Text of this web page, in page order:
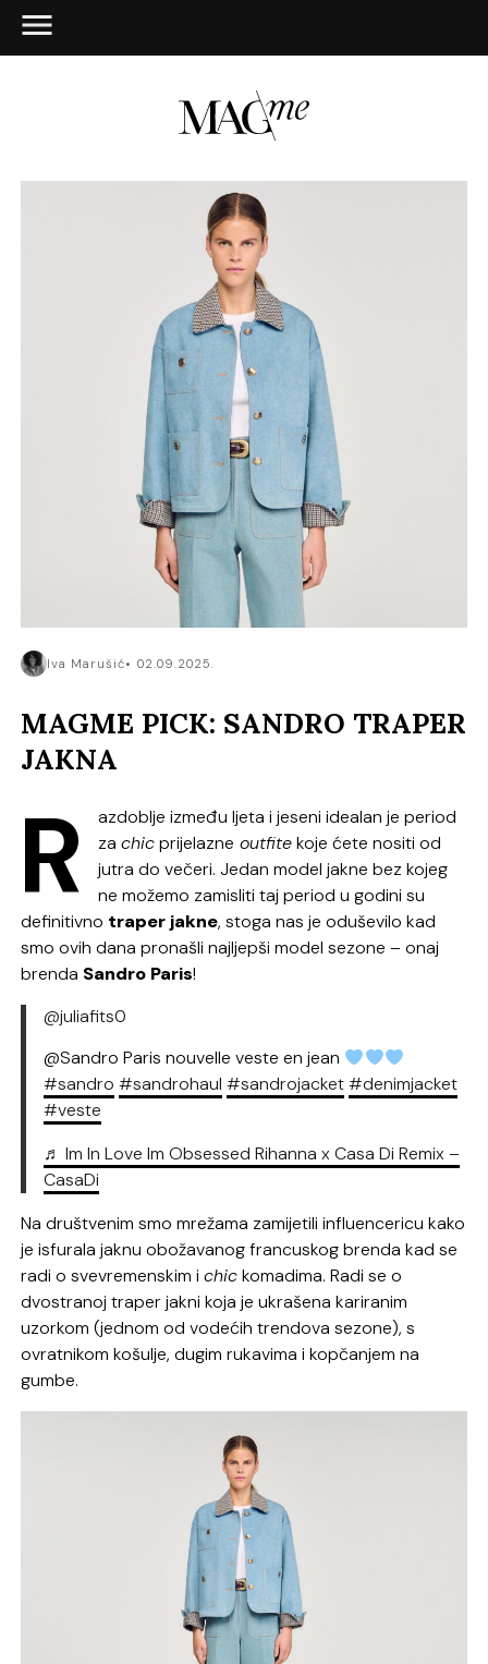
Iva Marušić 02.09.2025.
MAGME PICK: SANDRO TRAPER
JAKNA
R
azdoblje između ljeta i jeseni idealan je period
zachicprijelazne outfitekoje ćete nositi od
jutra do večeri. Jedan model jakne bez kojeg
ne možemo zamisliti taj period u godini su
definitivno traper jakne, stoga nas je oduševilo kad
smo ovih dana pronašli najljepši model sezone – onaj
brenda Sandro Paris!
@juliafits0
@Sandro Paris nouvelle veste en jean
#sandro #sandrohaul #sandrojacket#denimjacket
#veste
♬ Im In Love Im Obsessed Rihanna x Casa Di Remix –
CasaDi
Na društvenim smo mrežama zamijetili influencericu kako
je isfurala jaknu obožavanog francuskog brenda kad se
radi o svevremenskim ichickomadima. Radi se o
dvostranoj traper jakni koja je ukrašena kariranim
uzorkom (jednom od vodećih trendova sezone), s
ovratnikom košulje, dugim rukavima i kopčanjem na
gumbe.